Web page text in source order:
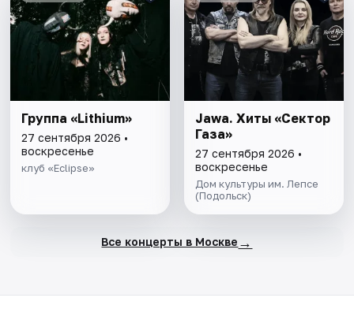
Группа «Lithium»
27 сентября 2026 •
воскресенье
клуб «Eclipse»
Jawa. Хиты «Сектор
Газа»
27 сентября 2026 •
воскресенье
Дом культуры им. Лепсе
(Подольск)
Все концерты в Москве →